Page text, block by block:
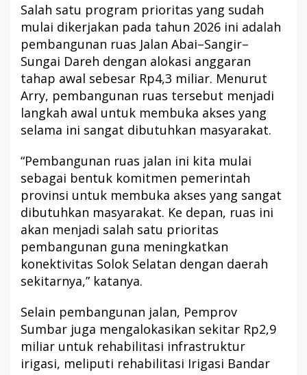
Salah satu program prioritas yang sudah
mulai dikerjakan pada tahun 2026 ini adalah
pembangunan ruas Jalan Abai–Sangir–
Sungai Dareh dengan alokasi anggaran
tahap awal sebesar Rp4,3 miliar. Menurut
Arry, pembangunan ruas tersebut menjadi
langkah awal untuk membuka akses yang
selama ini sangat dibutuhkan masyarakat.
“Pembangunan ruas jalan ini kita mulai
sebagai bentuk komitmen pemerintah
provinsi untuk membuka akses yang sangat
dibutuhkan masyarakat. Ke depan, ruas ini
akan menjadi salah satu prioritas
pembangunan guna meningkatkan
konektivitas Solok Selatan dengan daerah
sekitarnya,” katanya.
Selain pembangunan jalan, Pemprov
Sumbar juga mengalokasikan sekitar Rp2,9
miliar untuk rehabilitasi infrastruktur
irigasi, meliputi rehabilitasi Irigasi Bandar